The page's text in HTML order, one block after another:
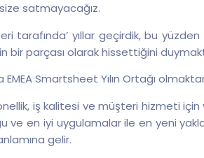
satmayacağız.
yıllar geçirdik, bu yüzden
bir parçası olarak hissettiğini
Smartsheet Yılın Ortağı
iş kalitesi ve müşteri hizmeti için
ve en iyi uygulamalar ile en yeni
gelir.